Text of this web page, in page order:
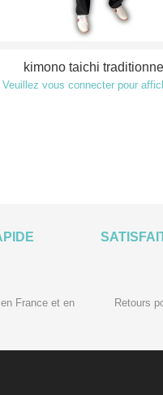
kimono taichi
Veuillez vous connecter pour
France et en
Retours